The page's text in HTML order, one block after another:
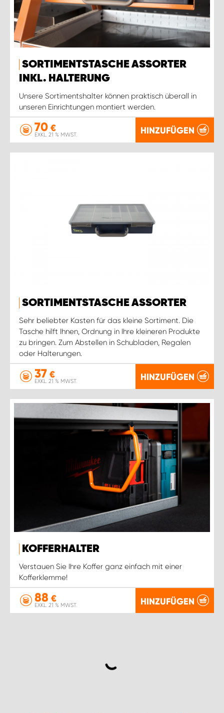
SORTIMENTSTASCHE ASSORTER
INKL. HALTERUNG
Unsere Sortimentshalter können praktisch überall in
unseren Einrichtungen montiert werden.
70 €
EXKL. 21 % MWST. HINZUFÜGEN
SORTIMENTSTASCHE ASSORTER
Sehr beliebter Kasten für das kleine Sortiment. Die
Tasche hilft Ihnen, Ordnung in Ihre kleineren Produkte
zu bringen. Zum Abstellen in Schubladen, Regalen
oder Halterungen.
37 €
EXKL. 21 % MWST. HINZUFÜGEN
KOFFERHALTER
Verstauen Sie Ihre Koffer ganz einfach mit einer
Kofferklemme!
88 €
EXKL. 21 % MWST. HINZUFÜGEN